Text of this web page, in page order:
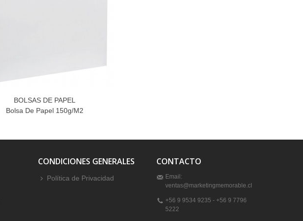
BOLSAS DE PAPEL
Bolsa De Papel 150g/m2
CONDICIONES GENERALES
Política de Privacidad
CONTACTO
Email:
ventas@marketingmemorable.cl
+56 9 9534 9235 - +56 9 7796
5222